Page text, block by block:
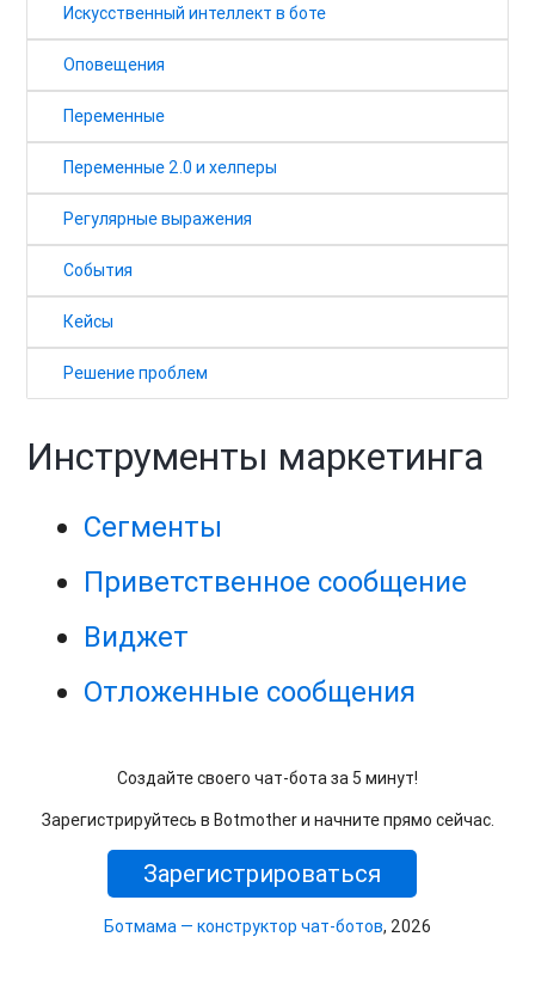
Искусственный интеллект в боте
Оповещения
Переменные
Переменные 2.0 и хелперы
Регулярные выражения
События
Кейсы
Решение проблем
Инструменты маркетинга
Сегменты
Приветственное сообщение
Виджет
Отложенные сообщения
Создайте своего чат-бота за 5 минут!
Зарегистрируйтесь в Botmother и начните прямо сейчас.
Зарегистрироваться
Ботмама — конструктор чат-ботов, 2026